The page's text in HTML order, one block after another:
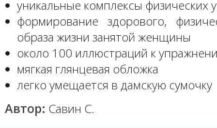
уникальные комплексы физических
формирование здорового,
образа жизни занятой женщины
около 100 иллюстраций к
мягкая глянцевая обложка
легко умещается в дамскую сумочку
Автор: Савин С.